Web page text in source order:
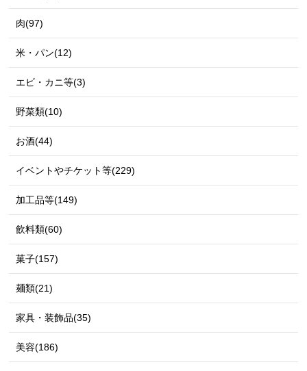
肉(97)
米・パン(12)
エビ・カニ等(3)
野菜類(10)
お酒(44)
イベントやチケット等(229)
加工品等(149)
飲料類(60)
菓子(157)
麺類(21)
家具・装飾品(35)
美容(186)